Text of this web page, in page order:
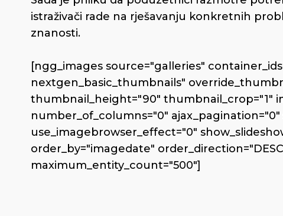
istraživači rade na rješavanju konkretnih
znanosti.
[ngg_images source="galleries"
nextgen_basic_thumbnails"
thumbnail_height="90" thumbnail_crop="1"
number_of_columns="0"
use_imagebrowser_effect="0"
order_by="imagedate"
maximum_entity_count="500"]